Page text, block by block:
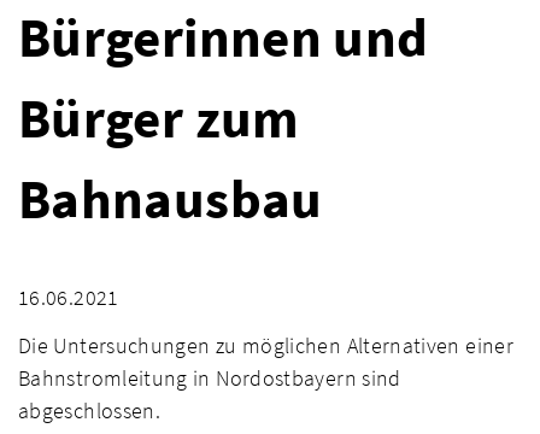
Bürgerinnen und
Bürger zum
Bahnausbau
16.06.2021
Die Untersuchungen zu möglichen Alternativen einer
Bahnstromleitung in Nordostbayern sind
abgeschlossen.